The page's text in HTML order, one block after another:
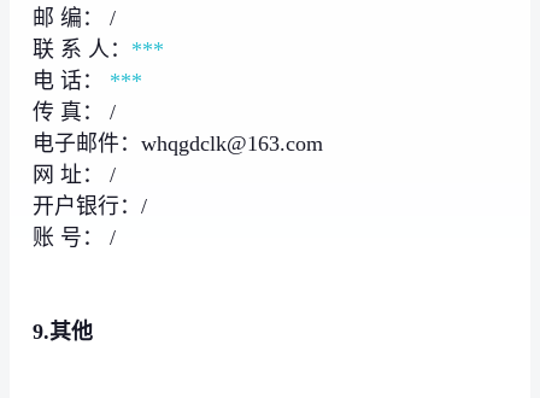
邮 编： /
联 系 人： ***
电 话： ***
传 真： /
电子邮件：whqgdclk@163.com
网 址： /
开户银行：/
账 号： /
9.其他